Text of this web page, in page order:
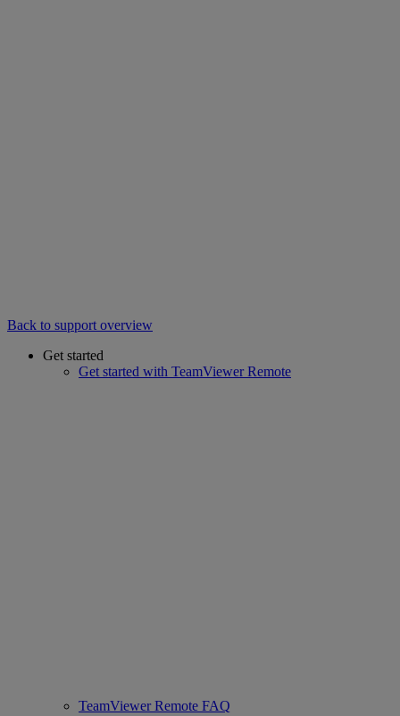
Back to support overview
Get started
Get started with TeamViewer Remote
TeamViewer Remote FAQ